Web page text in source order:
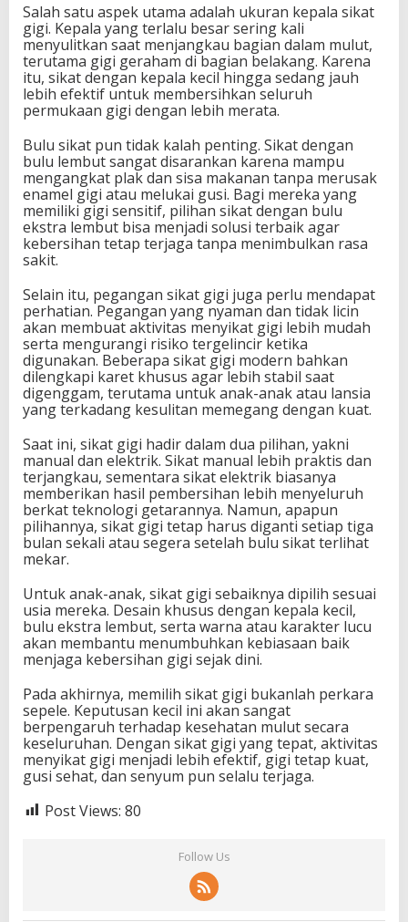
Salah satu aspek utama adalah ukuran kepala sikat
gigi. Kepala yang terlalu besar sering kali
menyulitkan saat menjangkau bagian dalam mulut,
terutama gigi geraham di bagian belakang. Karena
itu, sikat dengan kepala kecil hingga sedang jauh
lebih efektif untuk membersihkan seluruh
permukaan gigi dengan lebih merata.
Bulu sikat pun tidak kalah penting. Sikat dengan
bulu lembut sangat disarankan karena mampu
mengangkat plak dan sisa makanan tanpa merusak
enamel gigi atau melukai gusi. Bagi mereka yang
memiliki gigi sensitif, pilihan sikat dengan bulu
ekstra lembut bisa menjadi solusi terbaik agar
kebersihan tetap terjaga tanpa menimbulkan rasa
sakit.
Selain itu, pegangan sikat gigi juga perlu mendapat
perhatian. Pegangan yang nyaman dan tidak licin
akan membuat aktivitas menyikat gigi lebih mudah
serta mengurangi risiko tergelincir ketika
digunakan. Beberapa sikat gigi modern bahkan
dilengkapi karet khusus agar lebih stabil saat
digenggam, terutama untuk anak-anak atau lansia
yang terkadang kesulitan memegang dengan kuat.
Saat ini, sikat gigi hadir dalam dua pilihan, yakni
manual dan elektrik. Sikat manual lebih praktis dan
terjangkau, sementara sikat elektrik biasanya
memberikan hasil pembersihan lebih menyeluruh
berkat teknologi getarannya. Namun, apapun
pilihannya, sikat gigi tetap harus diganti setiap tiga
bulan sekali atau segera setelah bulu sikat terlihat
mekar.
Untuk anak-anak, sikat gigi sebaiknya dipilih sesuai
usia mereka. Desain khusus dengan kepala kecil,
bulu ekstra lembut, serta warna atau karakter lucu
akan membantu menumbuhkan kebiasaan baik
menjaga kebersihan gigi sejak dini.
Pada akhirnya, memilih sikat gigi bukanlah perkara
sepele. Keputusan kecil ini akan sangat
berpengaruh terhadap kesehatan mulut secara
keseluruhan. Dengan sikat gigi yang tepat, aktivitas
menyikat gigi menjadi lebih efektif, gigi tetap kuat,
gusi sehat, dan senyum pun selalu terjaga.
Post Views: 80
Follow Us